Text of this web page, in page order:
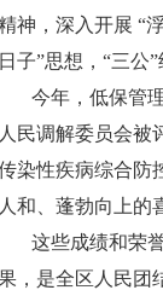
神 ，深入开展 “
日子”思想，“三公
今年，低保管
人民调解委员会被
染性疾病综合防
人和、蓬勃向上的
这些成绩和荣
，是全区人民团